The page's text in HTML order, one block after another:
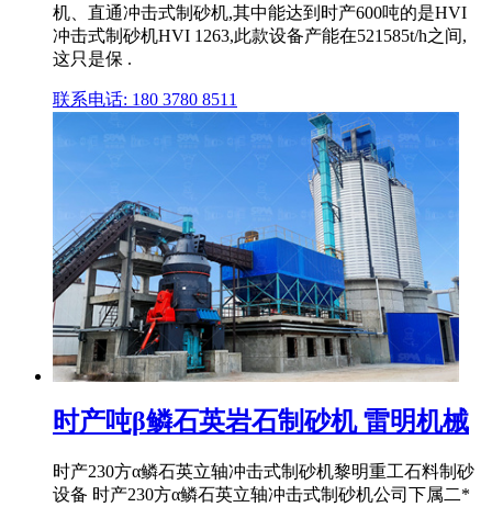
机、直通冲击式制砂机,其中能达到时产600吨的是HVI
冲击式制砂机HVI 1263,此款设备产能在521585t/h之间,
这只是保 .
联系电话: 180 3780 8511
时产吨β鳞石英岩石制砂机 雷明机械
时产230方α鳞石英立轴冲击式制砂机黎明重工石料制砂
设备 时产230方α鳞石英立轴冲击式制砂机公司下属二*